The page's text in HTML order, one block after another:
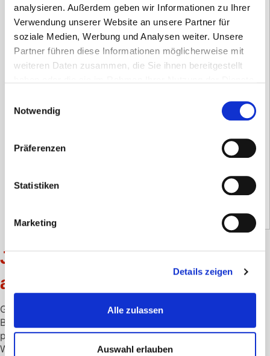
analysieren. Außerdem geben wir Informationen zu Ihrer
Verwendung unserer Website an unsere Partner für
soziale Medien, Werbung und Analysen weiter. Unsere
Partner führen diese Informationen möglicherweise mit
weiteren Daten zusammen, die Sie ihnen bereitgestellt
Notwendig
Präferenzen
Statistiken
Marketing
Details zeigen
Alle zulassen
Auswahl erlauben
2,98
zzgl.Versandkosten
Jetzt individuelles Angebot
anfordern
Gerne unterbreiten wir Ihnen ein individuelles Angebot.
Bitte hinterlassen Sie hier die gewünschte Menge und Ihre
persönlichen Daten.
Wir melden uns dann schnellstmöglich bei Ihnen.